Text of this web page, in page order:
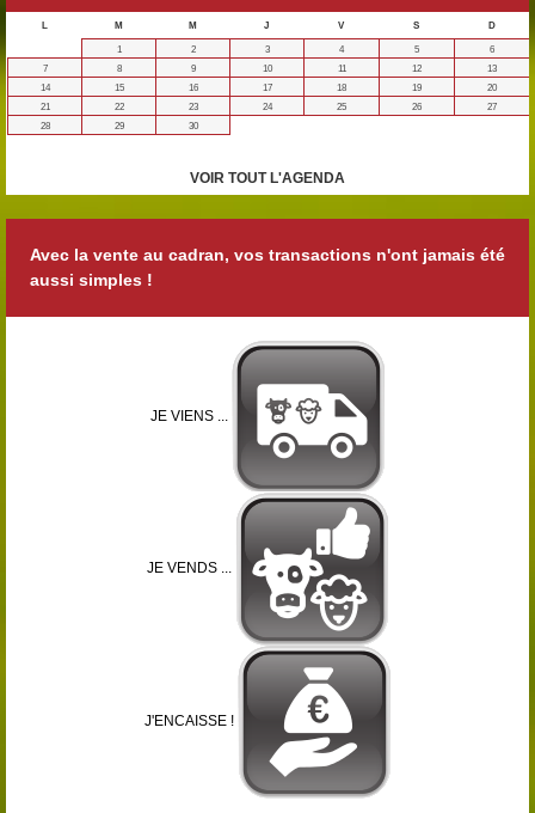
L M M J V S
D
1
2 3 4 5
6
7
8 9 10 11 12
13
14
15 16 17 18 19
20
21
22 23 24 25 26
27
28
29 30
VOIR TOUT L'AGENDA
Avec la vente au cadran, vos transactions n'ont jamais été
aussi simples !
JE VIENS ...
JE VENDS ...
J'ENCAISSE !